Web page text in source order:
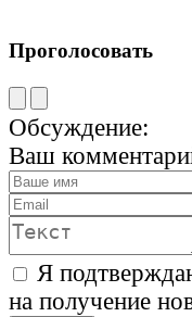
Проголосовать
Обсуждение:
Ваш
Я
на получение